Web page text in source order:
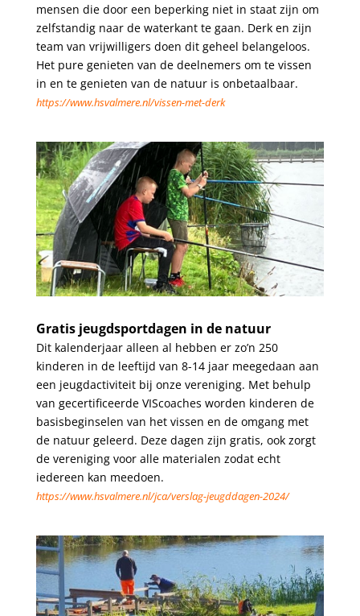
mensen die door een beperking niet in staat zijn om
zelfstandig naar de waterkant te gaan. Derk en zijn
team van vrijwilligers doen dit geheel belangeloos.
Het pure genieten van de deelnemers om te vissen
in en te genieten van de natuur is onbetaalbaar.
https://www.hsvalmere.nl/vissen-met-derk
Gratis jeugdsportdagen in de natuur
Dit kalenderjaar alleen al hebben er zo’n 250
kinderen in de leeftijd van 8-14 jaar meegedaan aan
een jeugdactiviteit bij onze vereniging. Met behulp
van gecertificeerde VIScoaches worden kinderen de
basisbeginselen van het vissen en de omgang met
de natuur geleerd. Deze dagen zijn gratis, ook zorgt
de vereniging voor alle materialen zodat echt
iedereen kan meedoen.
https://www.hsvalmere.nl/jca/verslag-jeugddagen-2024/